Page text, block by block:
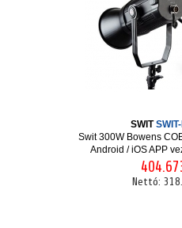
SWIT
Swit 300W Bowens
Android / iOS APP
Nettó: